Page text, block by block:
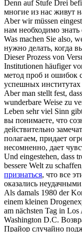
Denn auf Stufe Drei
многие из нас живут
Aber wir müssen
нам необходимо
Was machen Sie also,
нужно делать, когда
Dieser Prozess von
Institutionen häufiger
метод проб и ошибок
успешных
Aber man stellt fest,
wunderbare Weise zu
Leben sehr viel Sinn
вы понимаете, что
действительно
полагаем, придает
несомненно, дает
Und eingestehen, dass
bessere Welt zu
признаться, что все
оказались
Als damals 1980 der
einem kleinen
am nächsten Tag in Los
Washington D.C.
Прайор случайно